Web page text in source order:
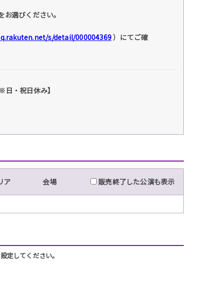
選びください。
s/detail/000004369）にてご確
・祝日休み】
ア 会場 販売終了した公演も表示
してください。